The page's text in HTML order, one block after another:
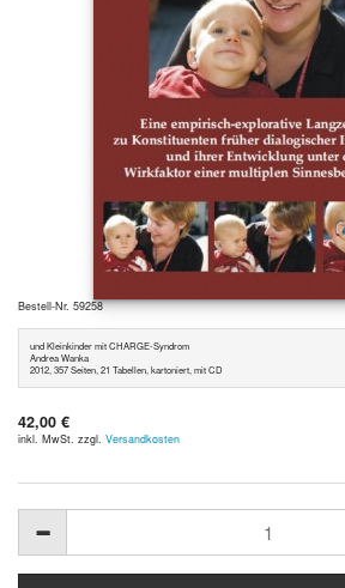
Bestell-Nr. 59258
und Kleinkinder mit CHARGE-Syndrom
Andrea Wanka
2012, 357 Seiten, 21 Tabellen, kartoniert, mit CD
42,00 €
inkl. MwSt. zzgl. Versandkosten